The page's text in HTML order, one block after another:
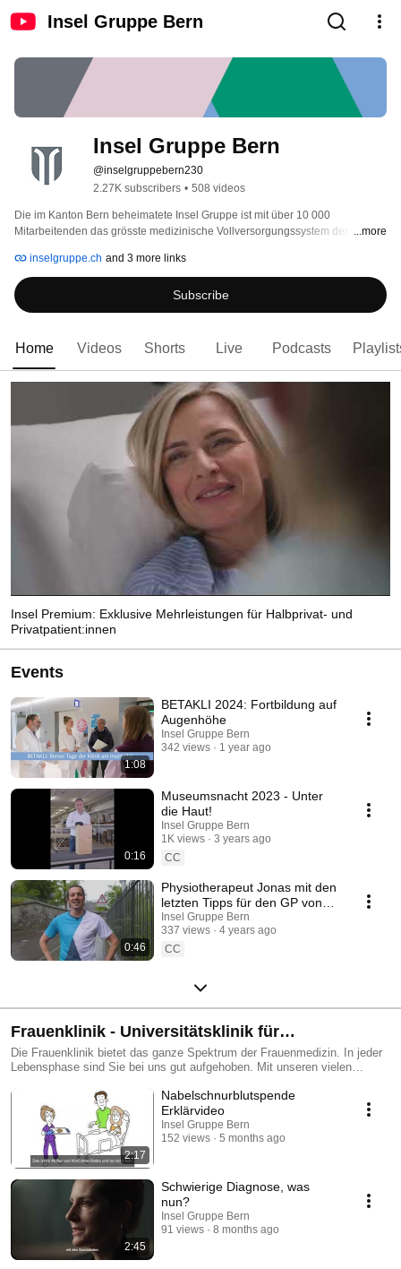
Insel Gruppe Bern
Insel Gruppe Bern
@inselgruppebern230
2.27K subscribers • 508 videos
Die im Kanton Bern beheimatete Insel Gruppe ist mit über 10 000
Mitarbeitenden das grösste medizinische Vollversorgungssystem der
Bereiche der Gesundheitsversorgung ab. Zur Gruppe gehören neben dem
Universitätsspital Bern (Inselspital) auch die Landspitäler Aarberg, Belp und
Riggisberg. Unsere Verpflichtung engagiert sich täglich in Medizin, Pflege,
Betrieb, Infrastruktur, Verwaltung, Lehre und Forschung für das Wohl der
umfassende Aus- und Weiterbildung, vermitteln Wissen in allen Bereichen
...more
inselgruppe.ch and 3 more links
Subscribe
Home Videos Shorts Live Podcasts
Insel Premium: Exklusive Mehrleistungen für Halbprivat- und
Privatpatient:innen
Events
1:08
BETAKLI 2024: Fortbildung auf
Augenhöhe
Insel Gruppe Bern
342 views
1 year ago
0:16
Museumsnacht 2023 - Unter
die Haut!
Insel Gruppe Bern
1K views
3 years ago
CC
0:46
Physiotherapeut Jonas mit den
letzten Tipps für den GP von
Bern
Insel Gruppe Bern
337 views
4 years ago
CC
Frauenklinik - Universitätsklinik für
Frauenheilkunde Inselspital Bern
Die Frauenklinik bietet das ganze Spektrum der Frauenmedizin. In jeder
Lebensphase sind Sie bei uns gut aufgehoben. Mit unseren vielen
optimale Betreuung durch erfahrene Spezialistinnen und Spezialisten
sicher. http://www.frauenheilkunde.insel.ch/
2:17
Nabelschnurblutspende
Erklärvideo
Insel Gruppe Bern
152 views
5 months ago
2:45
Schwierige Diagnose, was
nun?
Insel Gruppe Bern
91 views
8 months ago